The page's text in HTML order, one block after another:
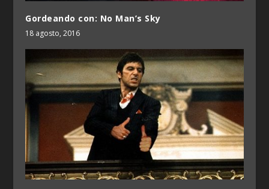
Gordeando con: No Man’s Sky
18 agosto, 2016